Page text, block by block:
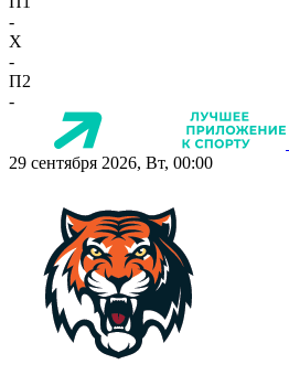
-
X
-
П2
-
29 сентября 2026, Вт, 00:00